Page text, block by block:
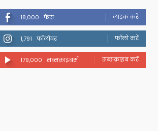
18,000 फैंस लाइक करें
1,791 फॉलोवर फॉलो करें
179,000 सब्सक्राइबर्स सब्सक्राइब करें